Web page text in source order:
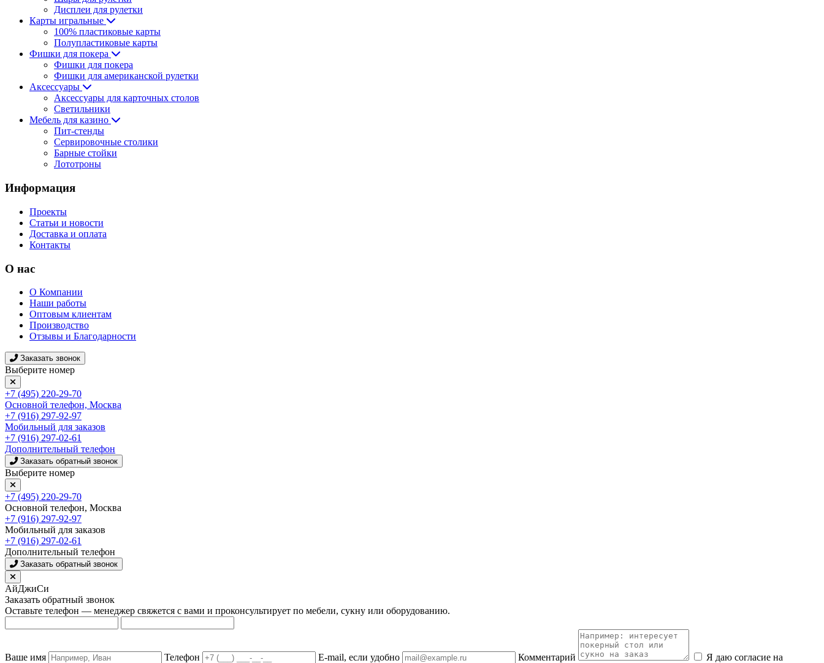
Дисплеи для рулетки
Карты игральные
100% пластиковые карты
Полупластиковые карты
Фишки для покера
Фишки для покера
Фишки для американской рулетки
Аксессуары
Аксессуары для карточных столов
Светильники
Мебель для казино
Пит-стенды
Сервировочные столики
Барные стойки
Лототроны
Информация
Проекты
Статьи и новости
Доставка и оплата
Контакты
О нас
О Компании
Наши работы
Оптовым клиентам
Производство
Отзывы и Благодарности
Заказать звонок
Выберите номер
+7 (495) 220-29-70
Основной телефон, Москва
+7 (916) 297-92-97
Мобильный для заказов
+7 (916) 297-02-61
Дополнительный телефон
Заказать обратный звонок
Выберите номер
+7 (495) 220-29-70
Основной телефон, Москва
+7 (916) 297-92-97
Мобильный для заказов
+7 (916) 297-02-61
Дополнительный телефон
Заказать обратный звонок
АйДжиСи
Заказать обратный звонок
Оставьте телефон — менеджер свяжется с вами и проконсультирует по мебели, сукну или оборудованию.
Ваше имя Телефон E-mail, если удобно Комментарий
Я даю согласие на